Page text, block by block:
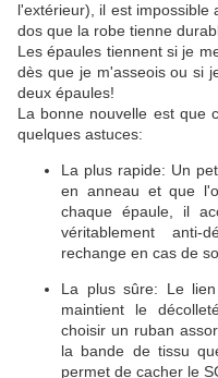
l'extérieur), il est impossible
dos que la robe tienne
Les épaules tiennent si je
dès que je m'asseois ou si
deux épaules!
La bonne nouvelle est que
quelques astuces:
La plus rapide: Un
en anneau et que
chaque épaule, il
véritablement
rechange en cas de
La plus sûre: Le
maintient le
choisir un ruban
la bande de tissu
permet de cacher le